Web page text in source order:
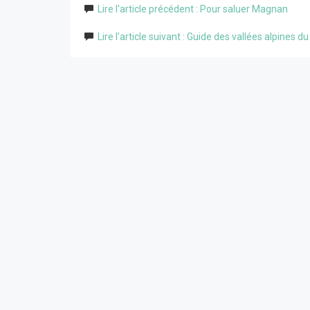
Lire l'article précédent : Pour saluer Magnan
Lire l'article suivant : Guide des vallées alpines